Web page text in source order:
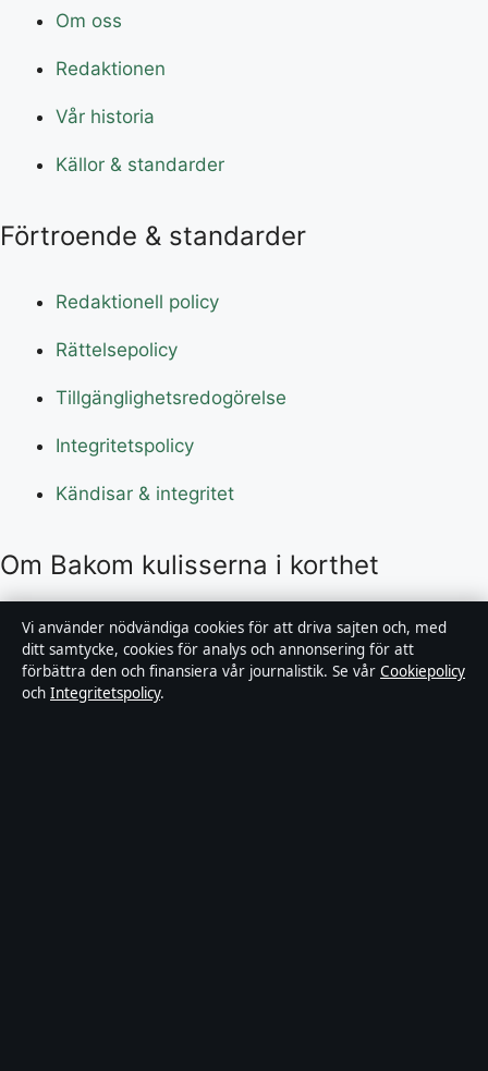
Om oss
Redaktionen
Vår historia
Källor & standarder
Förtroende & standarder
Redaktionell policy
Rättelsepolicy
Tillgänglighetsredogörelse
Integritetspolicy
Kändisar & integritet
Om Bakom kulisserna i korthet
Bakom kulisserna är en oberoende svensk digital
nyhetssajt med fokus på film, tv, kultur och
nöjesnyheter. Varje artikel har en namngiven byline,
granskas av en redaktör och faktagranskas innan
Vi använder nödvändiga cookies för att driva sajten och, med
ditt samtycke, cookies för analys och annonsering för att
förbättra den och finansiera vår journalistik. Se vår Cookiepolicy
och Integritetspolicy.